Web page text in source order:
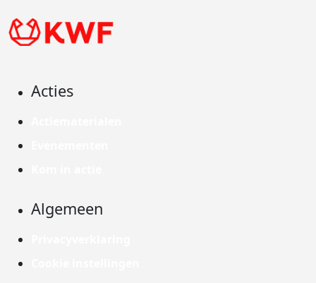
Acties
Algemeen